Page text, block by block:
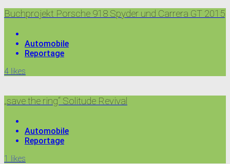
Buchprojekt Porsche 918 Spyder und Carrera GT 2015
Automobile
Reportage
4 likes
„save the ring“ Solitude Revival
Automobile
Reportage
1 likes